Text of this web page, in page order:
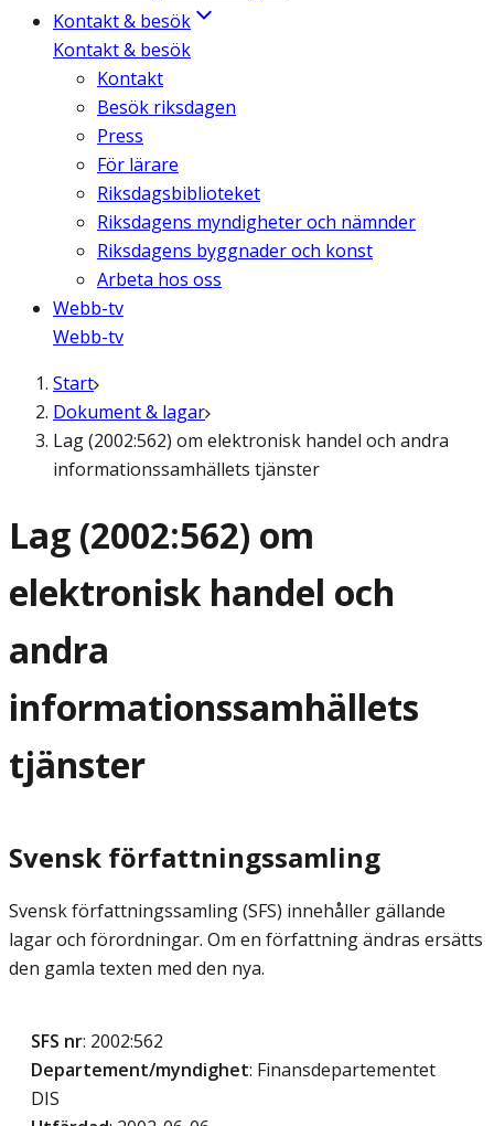
Kontakt & besök
Kontakt & besök
Kontakt
Besök riksdagen
Press
För lärare
Riksdagsbiblioteket
Riksdagens myndigheter och nämnder
Riksdagens byggnader och konst
Arbeta hos oss
Webb-tv
Webb-tv
Start
Dokument & lagar
Lag (2002:562) om elektronisk handel och andra
informationssamhällets tjänster
Lag (2002:562) om
elektronisk handel och
andra
informationssamhällets
tjänster
Svensk författningssamling
Svensk författningssamling (SFS) innehåller gällande
lagar och förordningar. Om en författning ändras ersätts
den gamla texten med den nya.
SFS nr: 2002:562
Departement/myndighet: Finansdepartementet
DIS